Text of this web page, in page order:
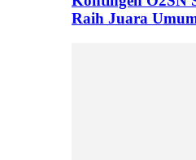
Raih Juara